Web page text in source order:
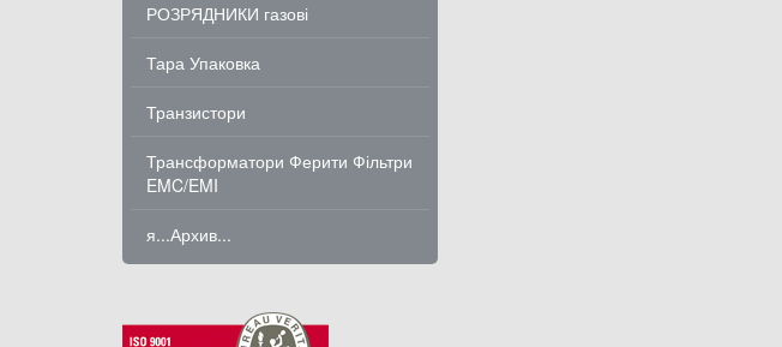
РОЗРЯДНИКИ газові
Тара Упаковка
Транзистори
Трансформатори Ферити Фільтри
EMC/EMI
я...Архив...